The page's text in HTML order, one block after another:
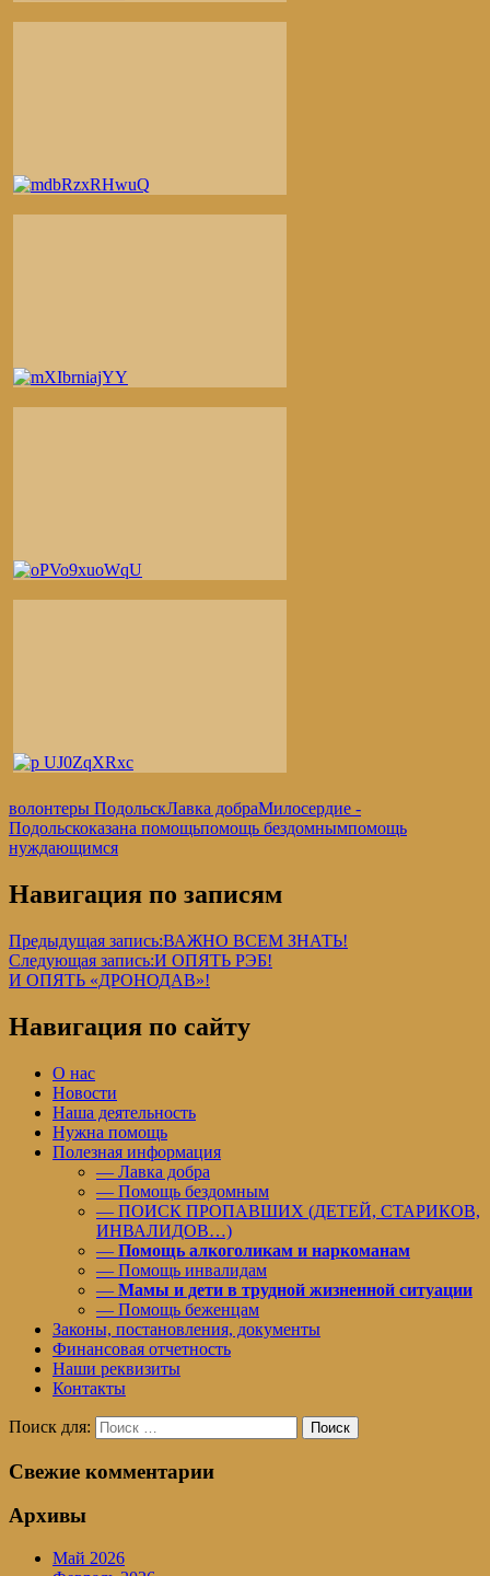
волонтеры ПодольскЛавка добраМилосердие -
Подольскоказана помощьпомощь бездомнымпомощь
нуждающимся
Навигация по записям
Предыдущая запись:ВАЖНО ВСЕМ ЗНАТЬ!
Следующая запись:И ОПЯТЬ РЭБ!
И ОПЯТЬ «ДРОНОДАВ»!
Навигация по сайту
О нас
Новости
Наша деятельность
Нужна помощь
Полезная информация
— Лавка добра
— Помощь бездомным
— ПОИСК ПРОПАВШИХ (ДЕТЕЙ, СТАРИКОВ,
ИНВАЛИДОВ…)
— Помощь алкоголикам и наркоманам
— Помощь инвалидам
— Мамы и дети в трудной жизненной ситуации
— Помощь беженцам
Законы, постановления, документы
Финансовая отчетность
Наши реквизиты
Контакты
Поиск для: Поиск
Свежие комментарии
Архивы
Май 2026